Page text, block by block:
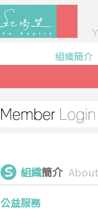
組織簡介
組織簡介 About
公益服務